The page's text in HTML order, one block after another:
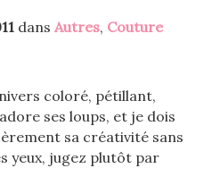
Rechercher
dans Autres, Couture
coloré, pétillant,
ses loups, et je dois
sa créativité sans
yeux, jugez plutôt par